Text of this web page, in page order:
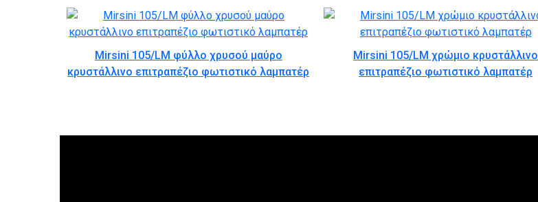
Mirsini 105/LM φύλλο χρυσού μαύρο
κρυστάλλινο επιτραπέζιο φωτιστικό λαμπατέρ
Mirsini 105/LM χρώμιο κρυστάλλινο
επιτραπέζιο φωτιστικό λαμπατέρ